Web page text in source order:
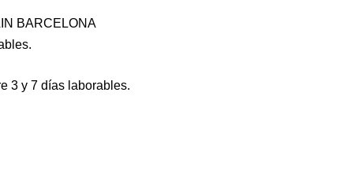
BARCELONA
3 y 7 días laborables.